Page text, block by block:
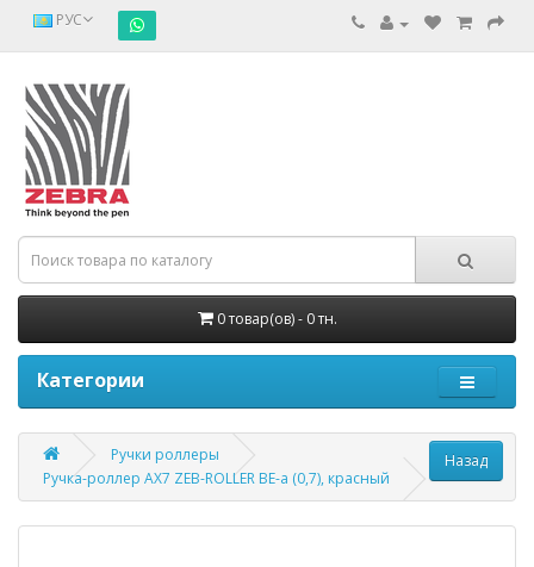
РУС
0 товар(ов) - 0 тн.
Категории
Ручки роллеры
Ручка-роллер AX7 ZEB-ROLLER BE-a (0,7), красный